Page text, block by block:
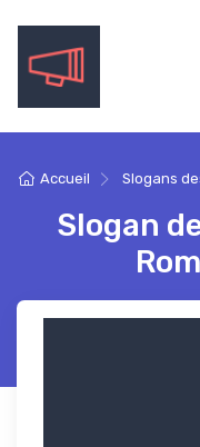
Accueil Slogans
Slogan